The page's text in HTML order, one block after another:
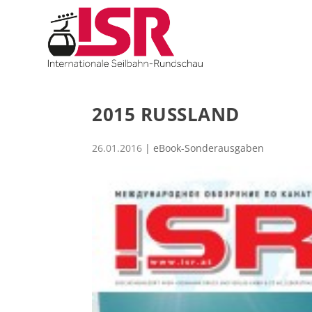
2015 RUSSLAND
26.01.2016 | eBook-Sonderausgaben